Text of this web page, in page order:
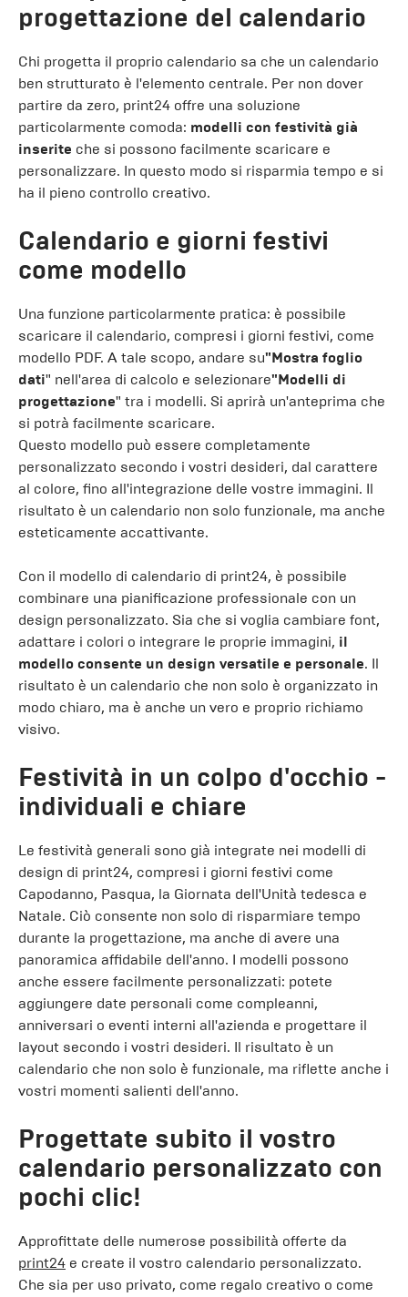
progettazione del calendario
Chi progetta il proprio calendario sa che un calendario
ben strutturato è l'elemento centrale. Per non dover
partire da zero, print24 offre una soluzione
particolarmente comoda: modelli con festività già
inserite che si possono facilmente scaricare e
personalizzare. In questo modo si risparmia tempo e si
ha il pieno controllo creativo.
Calendario e giorni festivi
come modello
Una funzione particolarmente pratica: è possibile
scaricare il calendario, compresi i giorni festivi, come
modello PDF. A tale scopo, andare su"Mostra foglio
dati" nell'area di calcolo e selezionare"Modelli di
progettazione" tra i modelli. Si aprirà un'anteprima che
si potrà facilmente scaricare.
Questo modello può essere completamente
personalizzato secondo i vostri desideri, dal carattere
al colore, fino all'integrazione delle vostre immagini. Il
risultato è un calendario non solo funzionale, ma anche
esteticamente accattivante.
Con il modello di calendario di print24, è possibile
combinare una pianificazione professionale con un
design personalizzato. Sia che si voglia cambiare font,
adattare i colori o integrare le proprie immagini, il
modello consente un design versatile e personale. Il
risultato è un calendario che non solo è organizzato in
modo chiaro, ma è anche un vero e proprio richiamo
visivo.
Festività in un colpo d'occhio -
individuali e chiare
Le festività generali sono già integrate nei modelli di
design di print24, compresi i giorni festivi come
Capodanno, Pasqua, la Giornata dell'Unità tedesca e
Natale. Ciò consente non solo di risparmiare tempo
durante la progettazione, ma anche di avere una
panoramica affidabile dell'anno. I modelli possono
anche essere facilmente personalizzati: potete
aggiungere date personali come compleanni,
anniversari o eventi interni all'azienda e progettare il
layout secondo i vostri desideri. Il risultato è un
calendario che non solo è funzionale, ma riflette anche i
vostri momenti salienti dell'anno.
Progettate subito il vostro
calendario personalizzato con
pochi clic!
Approfittate delle numerose possibilità offerte da
print24 e create il vostro calendario personalizzato.
Che sia per uso privato, come regalo creativo o come